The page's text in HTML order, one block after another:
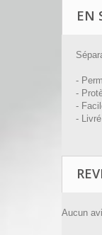
EN
-
-
-
-
Aucun